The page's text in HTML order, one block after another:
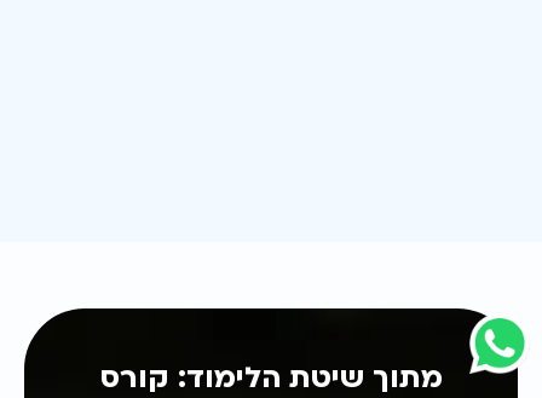
מתוך שיטת הלימוד: קורס